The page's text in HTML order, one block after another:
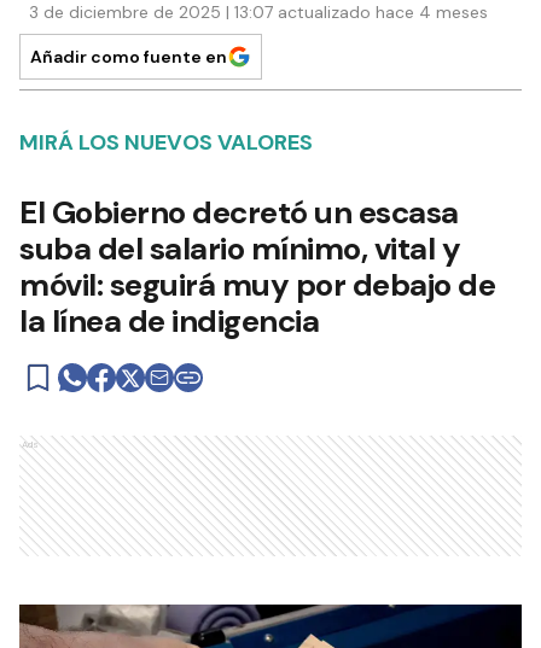
3 de diciembre de 2025 | 13:07 actualizado hace 4 meses
Añadir como fuente en
MIRÁ LOS NUEVOS VALORES
El Gobierno decretó un escasa
suba del salario mínimo, vital y
móvil: seguirá muy por debajo de
la línea de indigencia
Ads